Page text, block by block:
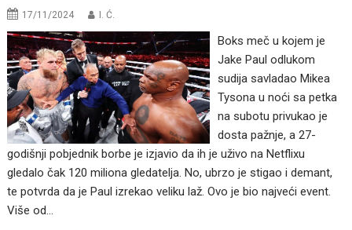
17/11/2024 I. Ć.
Boks meč u kojem je
Jake Paul odlukom
sudija savladao Mikea
Tysona u noći sa petka
na subotu privukao je
dosta pažnje, a 27-
godišnji pobjednik borbe je izjavio da ih je uživo na Netflixu
gledalo čak 120 miliona gledatelja. No, ubrzo je stigao i demant,
te potvrda da je Paul izrekao veliku laž. Ovo je bio najveći event.
Više od…